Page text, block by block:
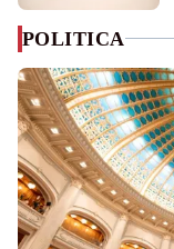
POLITICA